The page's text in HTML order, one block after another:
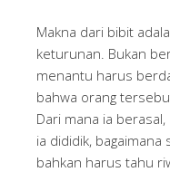
Makna dari bibit
keturunan. Bukan
menantu harus
bahwa orang
Dari mana ia
ia dididik, bagaimana
bahkan harus tahu